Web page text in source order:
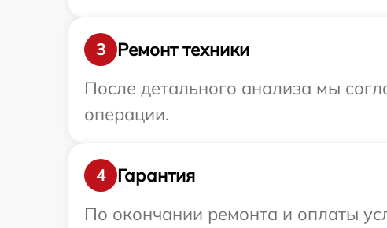
3
Ремонт техники
После детального анализа мы
операции.
4
Гарантия
По окончании ремонта и оплаты